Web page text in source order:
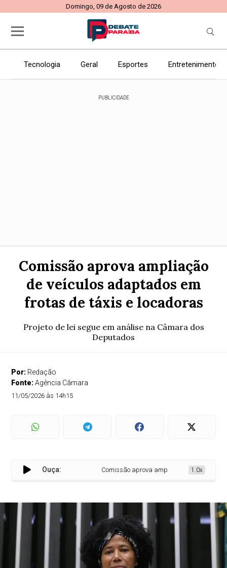
Domingo, 09 de Agosto de 2026
Tecnologia Geral Esportes Entretenimento
PUBLICIDADE
Comissão aprova ampliação
de veículos adaptados em
frotas de táxis e locadoras
Projeto de lei segue em análise na Câmara dos
Deputados
Por: Redação
Fonte:Agência Câmara
11/05/2026 às 14h15
Ouça: Comissão aprova ampliação de veículos
1.0x